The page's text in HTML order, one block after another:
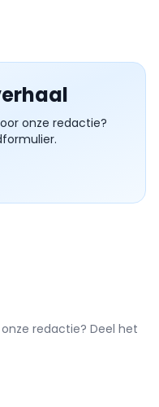
onze redactie?
redactie? Deel het